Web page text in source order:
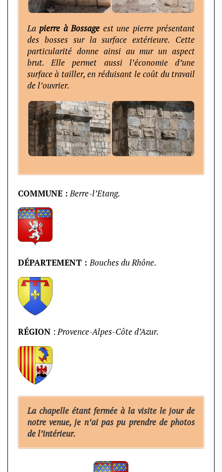
Lapierre à Bossage est une pierre présentant
des bosses sur la surface extérieure. Cette
particularité donne ainsi au mur un aspect
brut. Elle permet aussi l’économie d’une
surface à tailler, en réduisant le coût du travail
de l’ouvrier.
COMMUNE : Berre-l’Etang.
DÉPARTEMENT :Bouches du Rhône.
RÉGION :Provence-Alpes-Côte d’Azur.
La chapelle étant fermée à la visite le jour de
notre venue, je n’ai pas pu prendre de photos
de l’intérieur.